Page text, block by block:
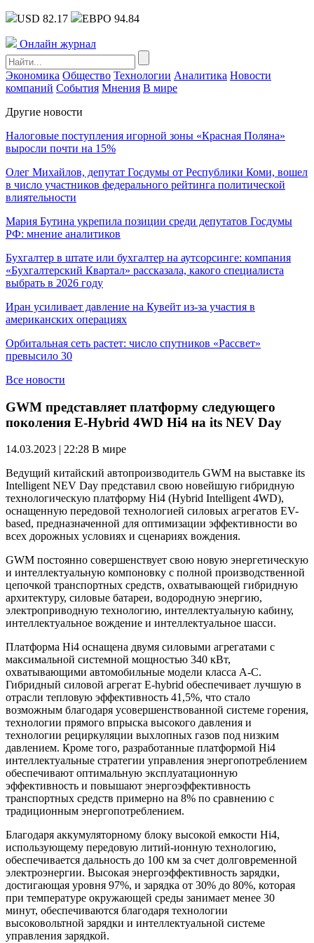
USD 82.17 ЕВРО 94.84
Онлайн журнал
Экономика Общество Технологии Аналитика Новости
компаний События Мнения В мире
Другие новости
Налоговые поступления игорной зоны «Красная Поляна»
выросли почти на 15%
Олег Михайлов, депутат Госдумы от Республики Коми, вошел
в число участников федерального рейтинга политической
влиятельности
Мария Бутина укрепила позиции среди депутатов Госдумы
РФ: мнение аналитиков
Бухгалтер в штате или бухгалтер на аутсорсинге: компания
«Бухгалтерский Квартал» рассказала, какого специалиста
выбрать в 2026 году
Иран усиливает давление на Кувейт из-за участия в
американских операциях
Орбитальная сеть растет: число спутников «Рассвет»
превысило 30
Все новости
GWM представляет платформу следующего
поколения E-Hybrid 4WD Hi4 на its NEV Day
14.03.2023 | 22:28 В мире
Ведущий китайский автопроизводитель GWM на выставке its
Intelligent NEV Day представил свою новейшую гибридную
технологическую платформу Hi4 (Hybrid Intelligent 4WD),
оснащенную передовой технологией силовых агрегатов EV-
based, предназначенной для оптимизации эффективности во
всех дорожных условиях и сценариях вождения.
GWM постоянно совершенствует свою новую энергетическую
и интеллектуальную компоновку с полной производственной
цепочкой транспортных средств, охватывающей гибридную
архитектуру, силовые батареи, водородную энергию,
электроприводную технологию, интеллектуальную кабину,
интеллектуальное вождение и интеллектуальное шасси.
Платформа Hi4 оснащена двумя силовыми агрегатами с
максимальной системной мощностью 340 кВт,
охватывающими автомобильные модели класса A-C.
Гибридный силовой агрегат E-hybrid обеспечивает лучшую в
отрасли тепловую эффективность 41,5%, что стало
возможным благодаря усовершенствованной системе горения,
технологии прямого впрыска высокого давления и
технологии рециркуляции выхлопных газов под низким
давлением. Кроме того, разработанные платформой Hi4
интеллектуальные стратегии управления энергопотреблением
обеспечивают оптимальную эксплуатационную
эффективность и повышают энергоэффективность
транспортных средств примерно на 8% по сравнению с
традиционным энергопотреблением.
Благодаря аккумуляторному блоку высокой емкости Hi4,
использующему передовую литий-ионную технологию,
обеспечивается дальность до 100 км за счет долговременной
электроэнергии. Высокая энергоэффективность зарядки,
достигающая уровня 97%, и зарядка от 30% до 80%, которая
при температуре окружающей среды занимает менее 30
минут, обеспечиваются благодаря технологии
высоковольтной зарядки и интеллектуальной системе
управления зарядкой.